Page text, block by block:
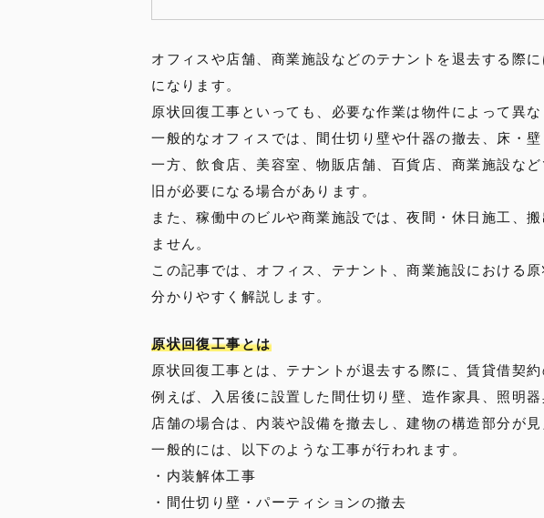
オフィスや店舗、商業施設などのテナントを退去する際
になります。
原状回復工事といっても、必要な作業は物件によって異な
一般的なオフィスでは、間仕切り壁や什器の撤去、床・
一方、飲食店、美容室、物販店舗、百貨店、商業施設な
旧が必要になる場合があります。
また、稼働中のビルや商業施設では、夜間・休日施工、
ません。
この記事では、オフィス、テナント、商業施設における
分かりやすく解説します。
原状回復工事とは
原状回復工事とは、テナントが退去する際に、賃貸借契
例えば、入居後に設置した間仕切り壁、造作家具、照明
店舗の場合は、内装や設備を撤去し、建物の構造部分が
一般的には、以下のような工事が行われます。
・内装解体工事
・間仕切り壁・パーティションの撤去